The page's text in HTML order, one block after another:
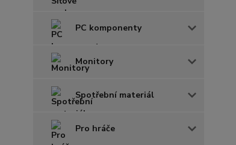
PC komponenty
Monitory
Spotřební materiál
Pro hráče